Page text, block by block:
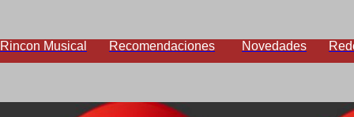
Rincon Musical Recomendaciones Novedades